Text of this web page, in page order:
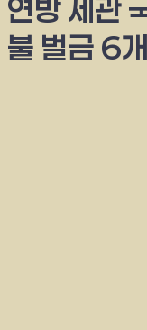
연방 세관
불 벌금 6